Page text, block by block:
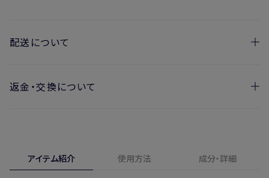
配送について
お届け日の目安
※新製品（限定製品）は除きます。
※定期販売のお申し込みは、7日後以降の配送となります。
返金・交換について
合、期間内*であれば、返金・交換サービスをご利用いただけ
ます。アイテム紹介 使用方法 成分・詳細